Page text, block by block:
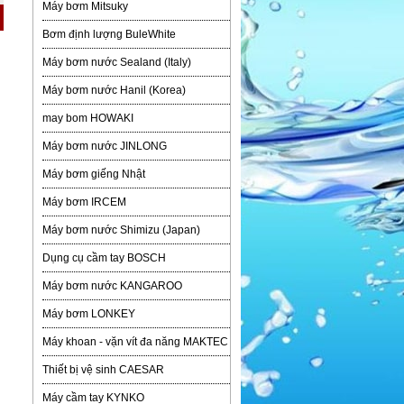
Máy bơm Mitsuky
Bơm định lượng BuleWhite
Máy bơm nước Sealand (Italy)
Máy bơm nước Hanil (Korea)
may bom HOWAKI
Máy bơm nước JINLONG
Máy bơm giếng Nhật
Máy bơm IRCEM
Máy bơm nước Shimizu (Japan)
Dụng cụ cầm tay BOSCH
Máy bơm nước KANGAROO
Máy bơm LONKEY
Máy khoan - vặn vít đa năng MAKTEC
Thiết bị vệ sinh CAESAR
Máy cầm tay KYNKO